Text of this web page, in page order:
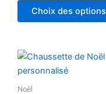
Choix des options
Noël